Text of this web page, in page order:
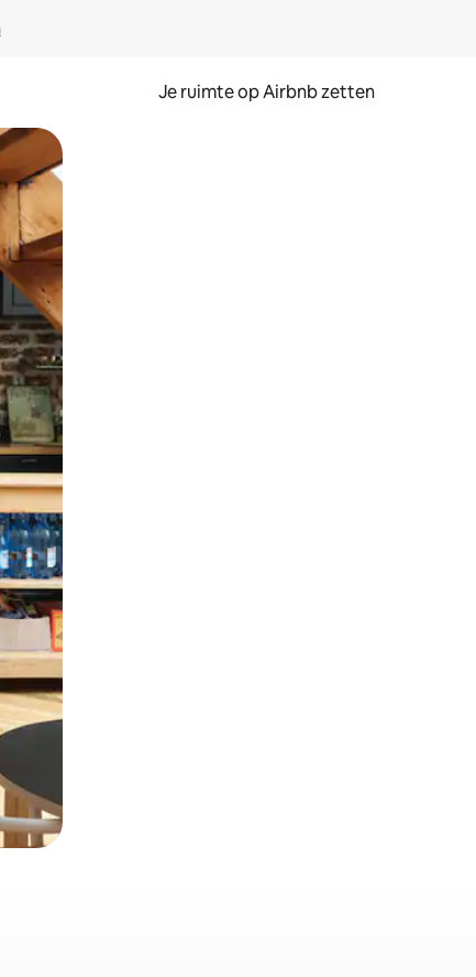
Je ruimte op Airbnb zetten
swipen.